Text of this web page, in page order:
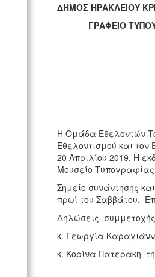
ΔΗΜΟΣ ΗΡΑΚΛΕΙΟΥ
ΓΡΑΦΕΙΟ
Η Ομάδα Εθελοντών
Εθελοντισμού και
20 Απριλίου 2019. Η
Μουσείο
Σημείο συνάντησης
πρωί του Σαββάτου.
Δηλώσεις συμμετοχής
κ. Γεωργία
κ. Κορίνα Πατεράκη